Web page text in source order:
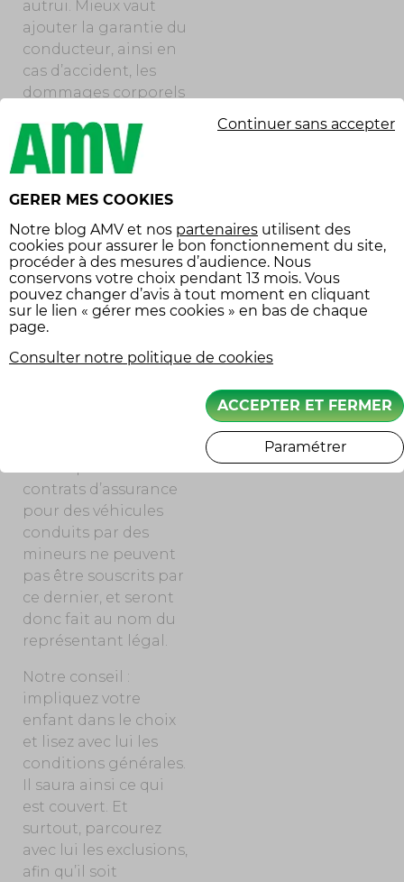
autrui. Mieux vaut
ajouter la garantie du
conducteur, ainsi en
cas d’accident, les
dommages corporels
pourront être pris en
charge en fonction
de ce qui est proposé
par votre assureur.
Les autres garanties
seront facultatives et
à choisir en fonction
de la valeur du
scooter : le vol et
protection maximale
contrats d’assurance
pour des véhicules
conduits par des
mineurs ne peuvent
pas être souscrits par
ce dernier, et seront
donc fait au nom du
représentant légal.
Notre conseil :
impliquez votre
enfant dans le choix
et lisez avec lui les
conditions générales.
Il saura ainsi ce qui
est couvert. Et
surtout, parcourez
avec lui les exclusions,
afin qu’il soit
GERER MES COOKIES
Notre blog AMV et nos partenaires utilisent des
cookies pour assurer le bon fonctionnement du site,
procéder à des mesures d’audience. Nous
conservons votre choix pendant 13 mois. Vous
pouvez changer d’avis à tout moment en cliquant
sur le lien « gérer mes cookies » en bas de chaque
page.
Consulter notre politique de cookies
Continuer sans accepter
ACCEPTER ET FERMER
Paramétrer